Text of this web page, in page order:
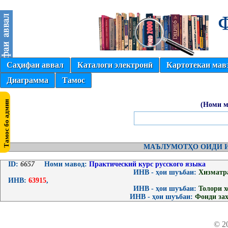
Саҳифаи аввал Каталоги электронӣ
Картотекаи
Диаграмма
Тамос
(Номи
МАЪЛУМОТҲО ОИДИ
ID: 6657 Номи мавод: Практический курс русского языка
ИНВ - ҳои шуъбаи:
ИНВ: 63915,
ИНВ - ҳои шуъбаи: Толори
ИНВ - ҳои шуъбаи: Фонди
©